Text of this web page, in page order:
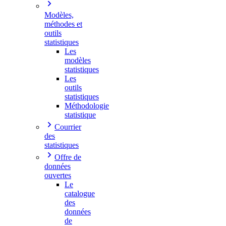
Modèles,
méthodes et
outils
statistiques
Les
modèles
statistiques
Les
outils
statistiques
Méthodologie
statistique
Courrier
des
statistiques
Offre de
données
ouvertes
Le
catalogue
des
données
de